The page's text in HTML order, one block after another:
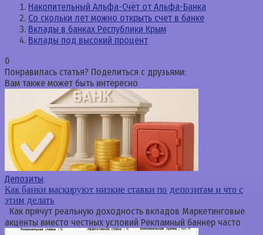
Накопительный Альфа-Счёт от Альфа-Банка
Со скольки лет можно открыть счет в банке
Вклады в банках Республики Крым
Вклады под высокий процент
0
Понравилась статья? Поделиться с друзьями:
Вам также может быть интересно
Депозиты
Как банки маскируют низкие ставки по депозитам и что с
этим делать
Как прячут реальную доходность вкладов Маркетинговые
акценты вместо честных условий Рекламный баннер часто